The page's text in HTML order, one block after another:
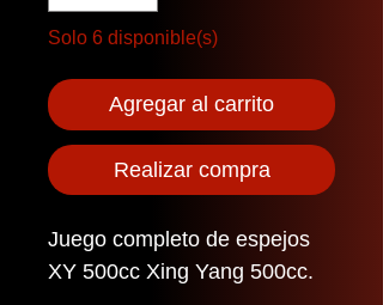
Solo 6 disponible(s)
Agregar al carrito
Realizar compra
Juego completo de espejos
XY 500cc Xing Yang 500cc.